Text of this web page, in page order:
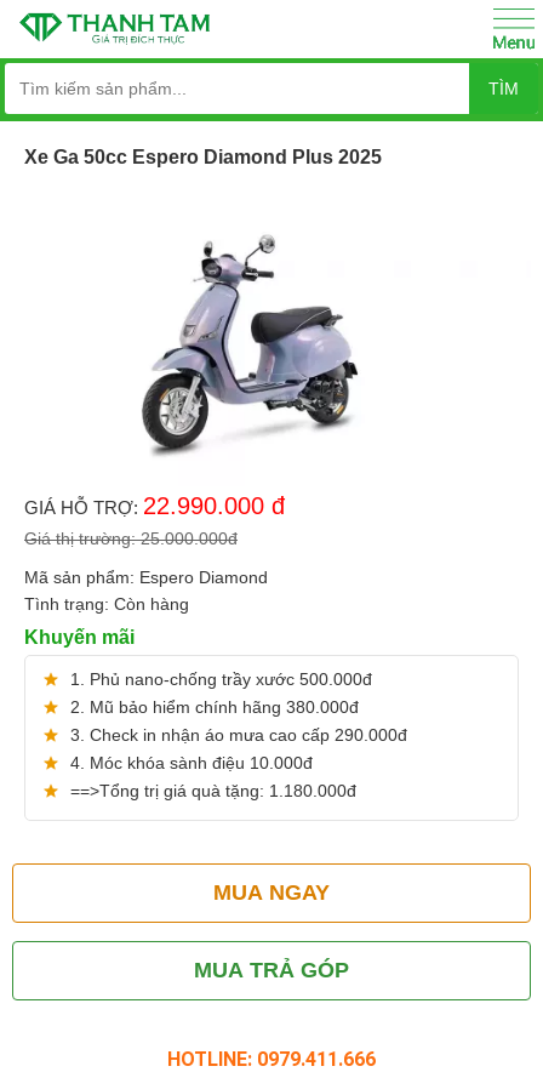
TÌM
Xe Ga 50cc Espero Diamond Plus 2025
GIÁ HỖ TRỢ: 22.990.000 đ
Giá thị trường:25.000.000đ
Mã sản phẩm: Espero Diamond
Tình trạng: Còn hàng
Khuyến mãi
1. Phủ nano-chống trầy xước 500.000đ
2. Mũ bảo hiểm chính hãng 380.000đ
3. Check in nhận áo mưa cao cấp 290.000đ
4. Móc khóa sành điệu 10.000đ
==>Tổng trị giá quà tặng: 1.180.000đ
MUA NGAY
MUA TRẢ GÓP
HOTLINE: 0979.411.666